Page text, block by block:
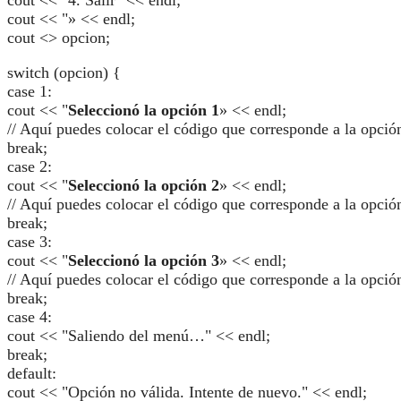
cout << "» << endl;
cout <> opcion;
switch (opcion) {
case 1:
cout << "Seleccionó la opción 1 » << endl;
// Aquí puedes colocar el código que corresponde a la
break;
case 2:
cout << "Seleccionó la opción 2» << endl;
// Aquí puedes colocar el código que corresponde a la
break;
case 3:
cout << "Seleccionó la opción 3» << endl;
// Aquí puedes colocar el código que corresponde a la
break;
case 4:
cout << "Saliendo del menú…" << endl;
break;
default:
cout << "Opción no válida. Intente de nuevo." << endl;